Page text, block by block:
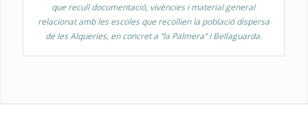
que recull documentació, vivències i material general
relacionat amb les escoles que recollien la població dispersa
de les Alqueries, en concret a “la Palmera” i Bellaguarda.